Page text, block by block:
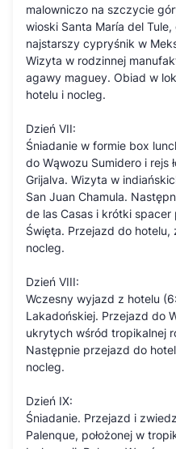
malowniczo na szczycie
wioski Santa María del
najstarszy cypryśnik w
Wizyta w rodzinnej
agawy maguey. Obiad w
hotelu i nocleg.
Dzień VII:
Śniadanie w formie box
do Wąwozu Sumidero i rejs
Grijalva. Wizyta w
San Juan Chamula.
de las Casas i krótki
Święta. Przejazd do
nocleg.
Dzień VIII:
Wczesny wyjazd z hotelu
Lakadońskiej. Przejazd do
ukrytych wśród tropikalnej
Następnie przejazd do
nocleg.
Dzień IX:
Śniadanie. Przejazd i
Palenque, położonej w